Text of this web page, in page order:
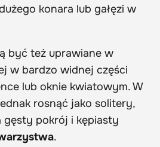
konara lub gałęzi w
być też uprawiane w
w bardzo widnej części
lub oknie kwiatowym. W
rosnąć jako solitery,
gęsty pokrój i kępiasty
.